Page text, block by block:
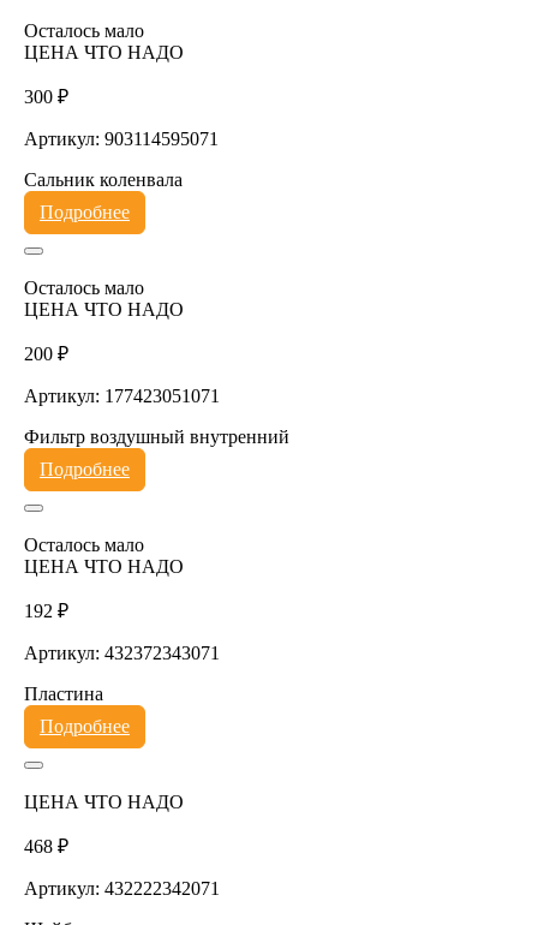
Осталось мало
ЦЕНА ЧТО НАДО
300 ₽
Артикул: 903114595071
Сальник коленвала
Подробнее
Осталось мало
ЦЕНА ЧТО НАДО
200 ₽
Артикул: 177423051071
Фильтр воздушный внутренний
Подробнее
Осталось мало
ЦЕНА ЧТО НАДО
192 ₽
Артикул: 432372343071
Пластина
Подробнее
ЦЕНА ЧТО НАДО
468 ₽
Артикул: 432222342071